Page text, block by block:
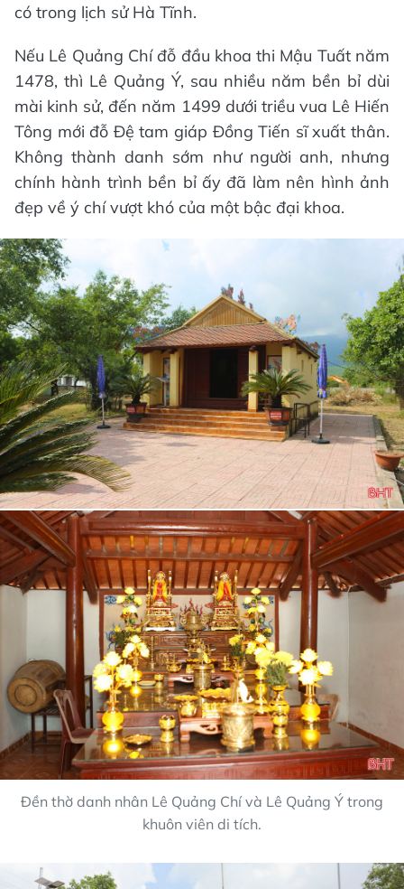
có trong lịch sử Hà Tĩnh.
Nếu Lê Quảng Chí đỗ đầu khoa thi Mậu Tuất năm
1478, thì Lê Quảng Ý, sau nhiều năm bền bỉ dùi
mài kinh sử, đến năm 1499 dưới triều vua Lê Hiến
Tông mới đỗ Đệ tam giáp Đồng Tiến sĩ xuất thân.
Không thành danh sớm như người anh, nhưng
chính hành trình bền bỉ ấy đã làm nên hình ảnh
đẹp về ý chí vượt khó của một bậc đại khoa.
Đền thờ danh nhân Lê Quảng Chí và Lê Quảng Ý trong
khuôn viên di tích.